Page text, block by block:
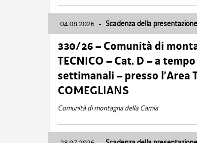
04.08.2026 - Scadenza della
330/26 – Comunità di
TECNICO – Cat. D – a
settimanali – presso l’Area
COMEGLIANS
Comunità di montagna della Carnia